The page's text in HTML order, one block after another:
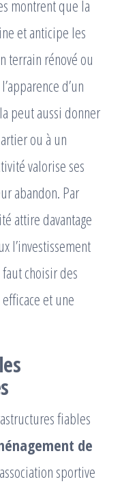
montrent que la
et anticipe les
terrain rénové ou
d’un
peut aussi donner
ou à un
valorise ses
abandon. Par
attire davantage
l’investissement
choisir des
et une
fiables
de
sportive